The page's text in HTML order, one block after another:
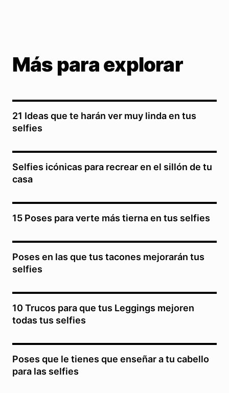
Más para explorar
21 Ideas que te harán ver muy linda en tus
selfies
Selfies icónicas para recrear en el sillón de tu
casa
15 Poses para verte más tierna en tus selfies
Poses en las que tus tacones mejorarán tus
selfies
10 Trucos para que tus Leggings mejoren
todas tus selfies
Poses que le tienes que enseñar a tu cabello
para las selfies